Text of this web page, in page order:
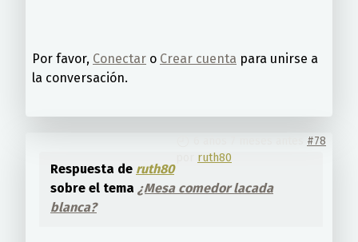
Por favor, Conectar o Crear cuenta para unirse a
la conversación.
#78
ruth80
Respuesta de ruth80
sobre el tema ¿Mesa comedor lacada
blanca?